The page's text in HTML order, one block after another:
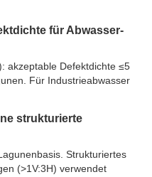
für Abwasser-
akzeptable Defektdichte ≤5
Für Industrieabwasser
strukturierte
Strukturiertes
(>1V:3H) verwendet